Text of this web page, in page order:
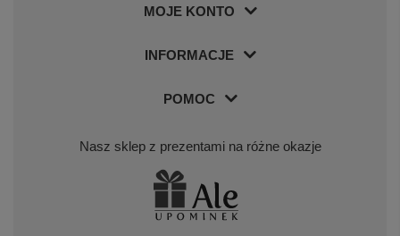
MOJE KONTO
INFORMACJE
POMOC
Nasz sklep z prezentami na różne okazje